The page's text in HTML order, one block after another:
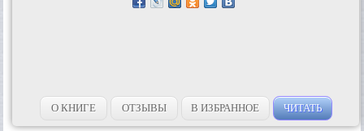
О КНИГЕ ОТЗЫВЫ В ИЗБРАННОЕ ЧИТАТЬ